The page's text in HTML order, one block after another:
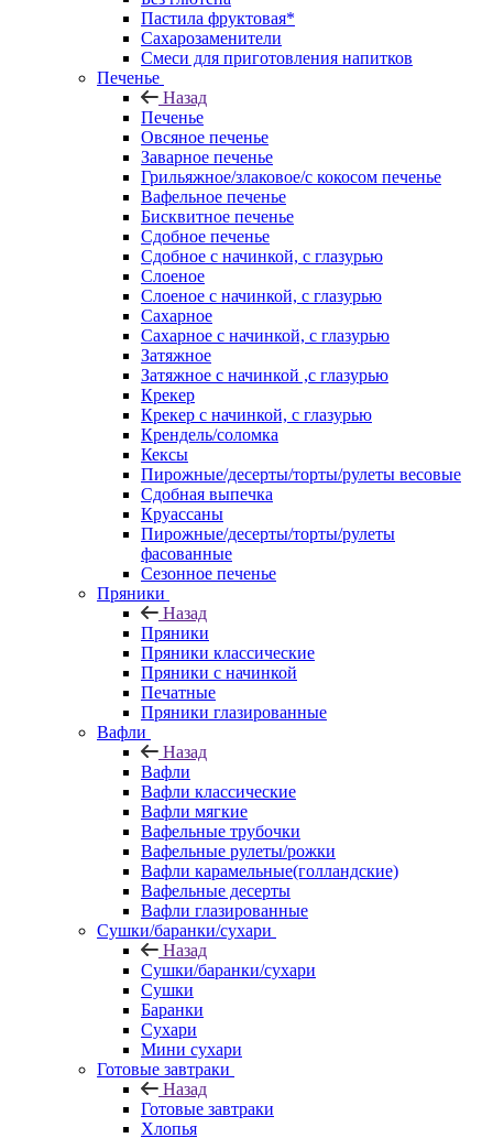
Пастила фруктовая*
Сахарозаменители
Смеси для приготовления напитков
Печенье
Назад
Печенье
Овсяное печенье
Заварное печенье
Грильяжное/злаковое/с кокосом печенье
Вафельное печенье
Бисквитное печенье
Сдобное печенье
Сдобное с начинкой, с глазурью
Слоеное
Слоеное с начинкой, с глазурью
Сахарное
Сахарное с начинкой, с глазурью
Затяжное
Затяжное с начинкой ,с глазурью
Крекер
Крекер с начинкой, с глазурью
Крендель/соломка
Кексы
Пирожные/десерты/торты/рулеты весовые
Сдобная выпечка
Круассаны
Пирожные/десерты/торты/рулеты
фасованные
Сезонное печенье
Пряники
Назад
Пряники
Пряники классические
Пряники с начинкой
Печатные
Пряники глазированные
Вафли
Назад
Вафли
Вафли классические
Вафли мягкие
Вафельные трубочки
Вафельные рулеты/рожки
Вафли карамельные(голландские)
Вафельные десерты
Вафли глазированные
Сушки/баранки/сухари
Назад
Сушки/баранки/сухари
Сушки
Баранки
Сухари
Мини сухари
Готовые завтраки
Назад
Готовые завтраки
Хлопья